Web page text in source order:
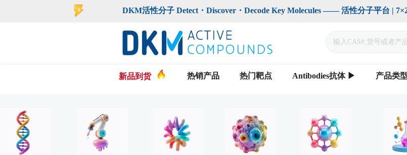
DKM活性分子 Detect・Discover・Decode Key Molecules —— 活性分子平台 |
新品到货 热销产品 热门靶点 Antibodies抗体 ▶ 产品类